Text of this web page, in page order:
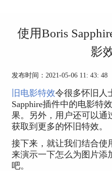
使用Boris
影
发布时间：2021-05-06 11: 43: 48
旧电影特效令很多怀旧人
Sapphire插件中的电影特
果。另外，用户还可以通
获取到更多的怀旧特效。
接下来，就让我们结合使
来演示一下怎么为图片添
吧。